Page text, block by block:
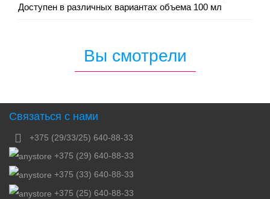
Доступен в различных вариантах объема 100 мл
Вы смотрели
Связаться с нами
+375 (29/33/25) 640-88-33
+375 (29) 640-88-33
+375 (33) 640-88-33
+375 (25) 640-88-33